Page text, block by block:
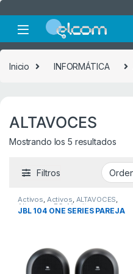
Inicio INFORMÁTICA
ALTAVOCES
Mostrando los 5 resultados
Filtros
Activos, Activos, ALTAVOCES,
Altavoces PC, Monitores
Multimedia
JBL 104 ONE SERIES PAREJA